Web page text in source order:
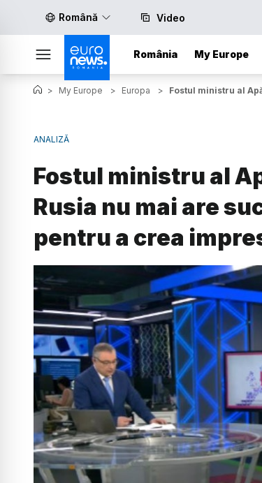
Română Video
România My Europe
> My Europe > Europa > Fostul ministru al
ANALIZĂ
Fostul ministru al
Rusia nu mai are
pentru a crea